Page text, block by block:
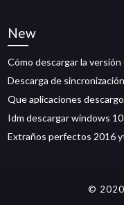
New
Cómo descargar la
Descarga de
Que aplicaciones
Idm descargar windows 10
Extraños perfectos 2016
©